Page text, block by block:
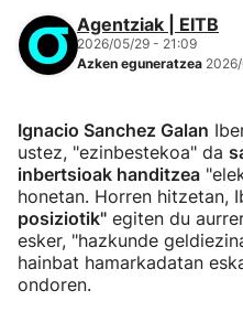
Agentziak | EITB
2026/05/29 - 21:09
Azken eguneratzea
Ignacio Sanchez Galan
ustez, "ezinbestekoa" da
inbertsioak handitzea
honetan. Horren hitzetan,
posiziotik" egiten du
esker, "hazkunde
hainbat hamarkadatan
ondoren.